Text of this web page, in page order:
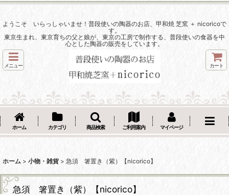
ようこそ いらっしゃいませ！普段使いの陶器のお店、甲和焼 芝窯 ＋ nicoricoで
す。
東京生まれ、東京育ちの父と娘が、東京の工房で制作する、普段使いの食器を中
心とした陶器の販売をしています。
メニュー カート
ホーム カテゴリ 商品検索 ご利用案内 マイページ
ホーム > 小物・雑貨 > 急須 箸置き（紫）【nicorico】
急須 箸置き（紫）【nicorico】